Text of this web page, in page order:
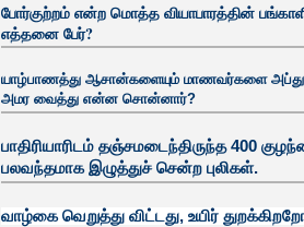
போர்குற்றம் என்ற மொத்த வியாபாரத்தின்
எத்தனை பேர்?
யாழ்பாணத்து ஆசான்களையும் மாணவர்களை
அமர வைத்து என்ன சொன்னார்?
பாதிரியாரிடம் தஞ்சமடைந்திருந்த 400
பலவந்தமாக இழுத்துச் சென்ற புலிகள்.
வாழ்கை வெறுத்து விட்டது, உயிர்